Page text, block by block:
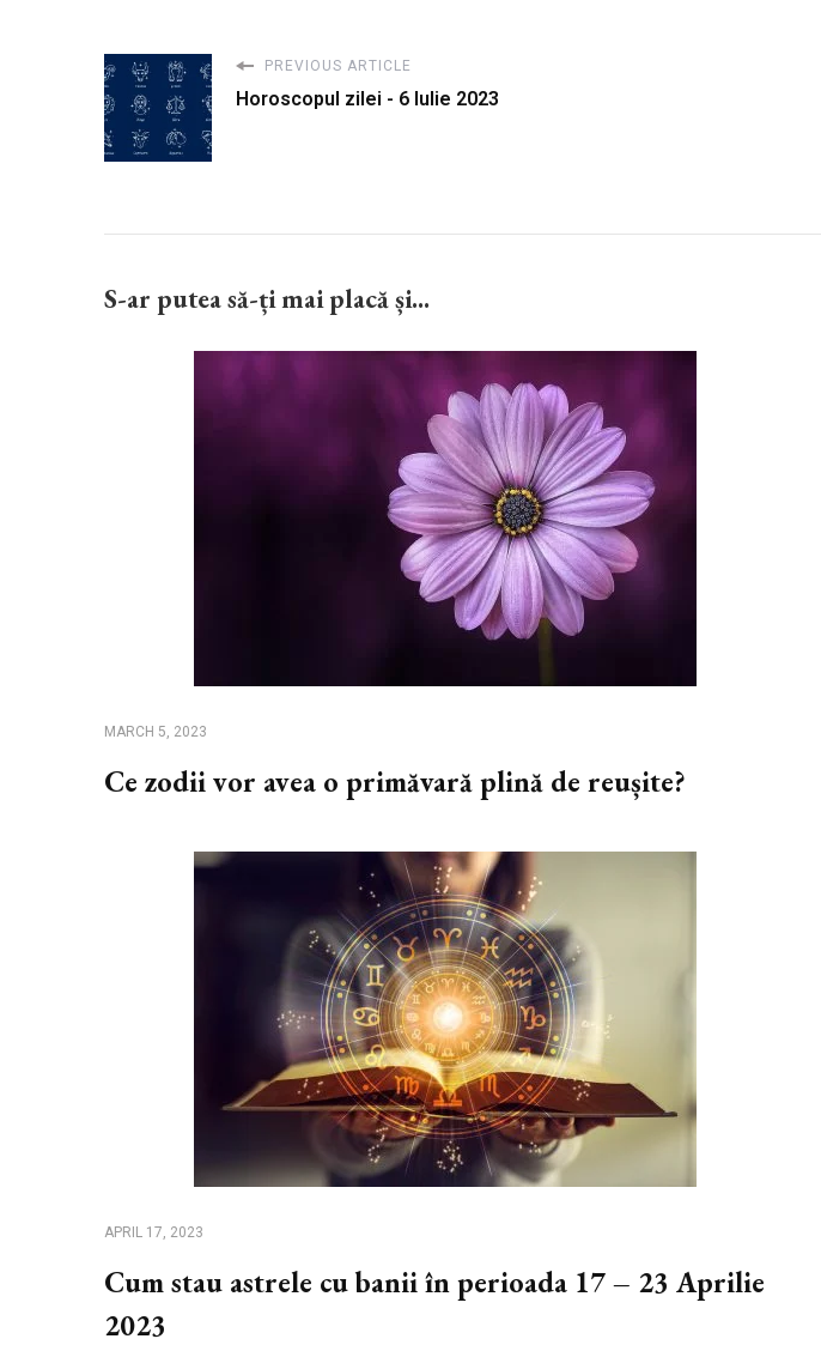
PREVIOUS ARTICLE
Horoscopul zilei - 6 Iulie 2023
S-ar putea să-ți mai placă și...
MARCH 5, 2023
Ce zodii vor avea o primăvară plină de reușite?
APRIL 17, 2023
Cum stau astrele cu banii în perioada 17 – 23 Aprilie
2023